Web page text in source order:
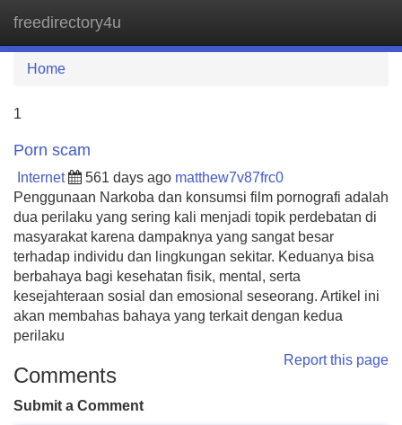
freedirectory4u
Home
1
Porn scam
Internet 561 days ago matthew7v87frc0
Penggunaan Narkoba dan konsumsi film pornografi adalah
dua perilaku yang sering kali menjadi topik perdebatan di
masyarakat karena dampaknya yang sangat besar
terhadap individu dan lingkungan sekitar. Keduanya bisa
berbahaya bagi kesehatan fisik, mental, serta
kesejahteraan sosial dan emosional seseorang. Artikel ini
akan membahas bahaya yang terkait dengan kedua
perilaku
Report this page
Comments
Submit a Comment